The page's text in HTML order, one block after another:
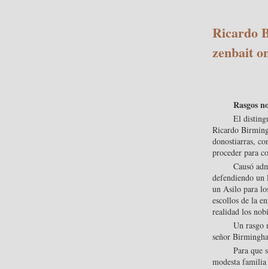
Ricardo
zenbait
Rasgos
El
Ricardo
donostiarras,
proceder para
Causó
defendiendo un
un Asilo para
escollos de la
realidad los
Un rasgo
señor
Para que
modesta familia